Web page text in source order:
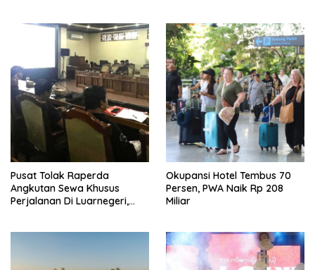
Pusat Tolak Raperda
Angkutan Sewa Khusus
Perjalanan Di Luarnegeri,
Okupansi Hotel Tembus 70
Persen, PWA Naik Rp 208
Miliar